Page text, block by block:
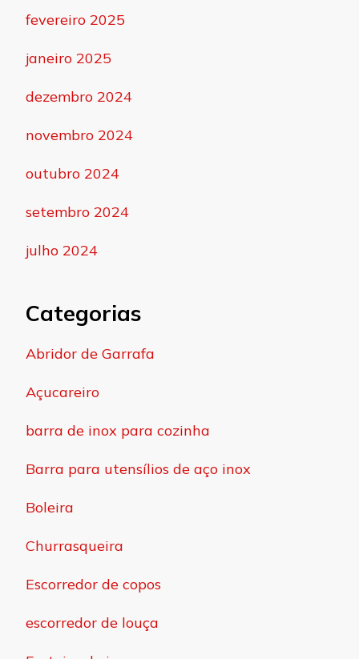
fevereiro 2025
janeiro 2025
dezembro 2024
novembro 2024
outubro 2024
setembro 2024
julho 2024
Categorias
Abridor de Garrafa
Açucareiro
barra de inox para cozinha
Barra para utensílios de aço inox
Boleira
Churrasqueira
Escorredor de copos
escorredor de louça